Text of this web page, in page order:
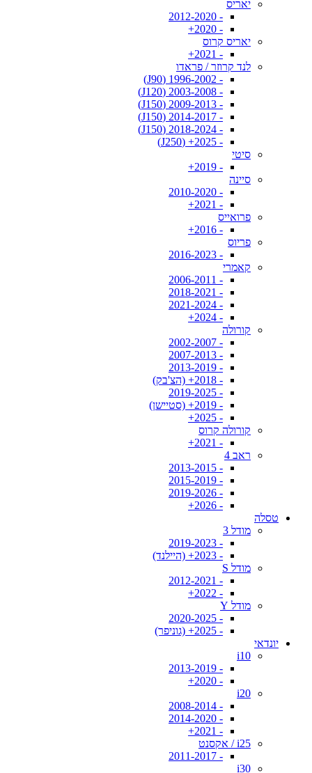
יאריס
- 2012-2020
- 2020+
יאריס קרוס
- 2021+
לנד קרוזר / פראדו
- 1996-2002 (J90)
- 2003-2008 (J120)
- 2009-2013 (J150)
- 2014-2017 (J150)
- 2018-2024 (J150)
- 2025+ (J250)
סיטי
- 2019+
סיינה
- 2010-2020
- 2021+
פרואייס
- 2016+
פריוס
- 2016-2023
קאמרי
- 2006-2011
- 2018-2021
- 2021-2024
- 2024+
קורולה
- 2002-2007
- 2007-2013
- 2013-2019
- 2018+ (הצ'בק)
- 2019-2025
- 2019+ (סטיישן)
- 2025+
קורולה קרוס
- 2021+
ראב 4
- 2013-2015
- 2015-2019
- 2019-2026
- 2026+
טסלה
מודל 3
- 2019-2023
- 2023+ (היילנד)
מודל S
- 2012-2021
- 2022+
מודל Y
- 2020-2025
- 2025+ (גוניפר)
יונדאי
i10
- 2013-2019
- 2020+
i20
- 2008-2014
- 2014-2020
- 2021+
i25 / אקסנט
- 2011-2017
i30